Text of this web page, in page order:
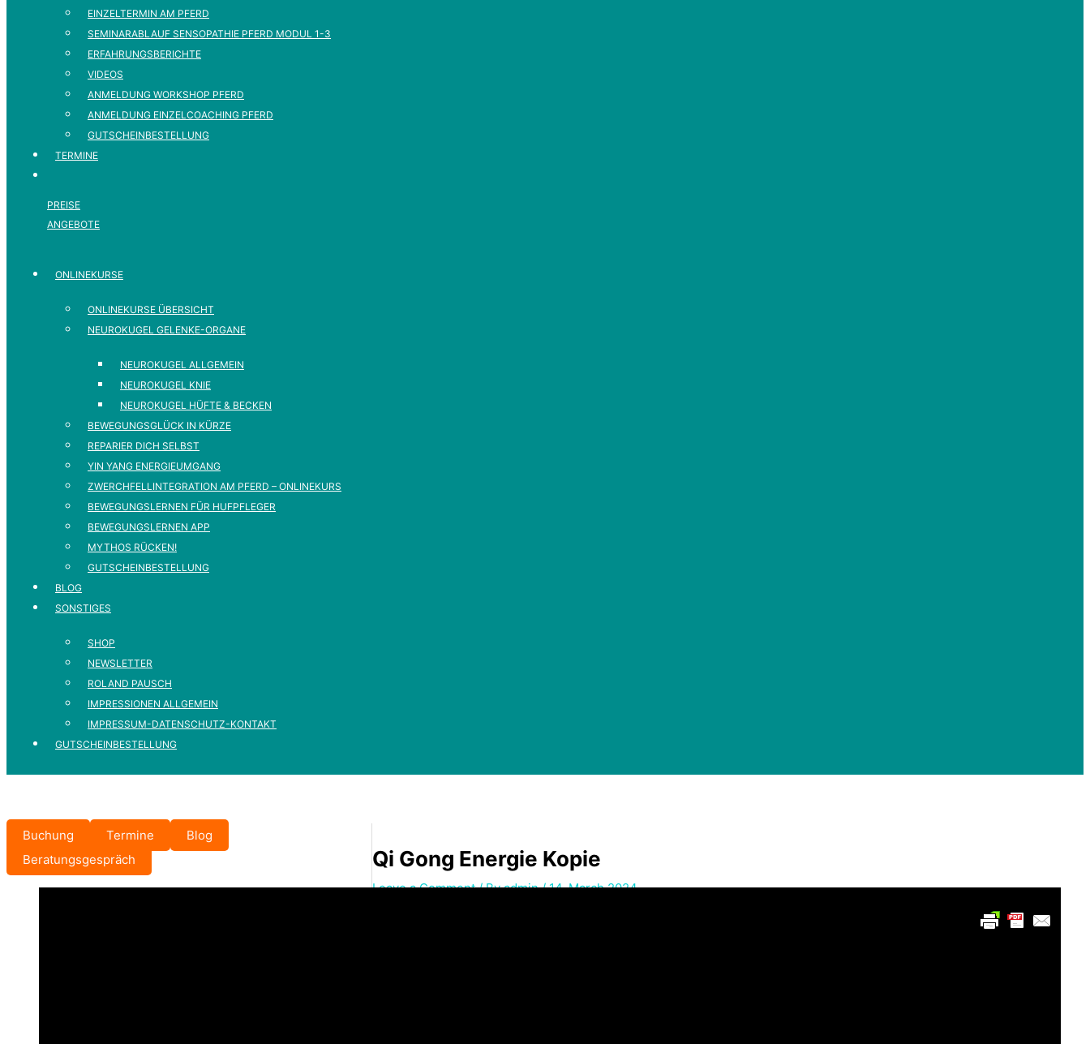
EINZELTERMIN AM PFERD
SEMINARABLAUF SENSOPATHIE PFERD MODUL 1-3
ERFAHRUNGSBERICHTE
VIDEOS
ANMELDUNG WORKSHOP PFERD
ANMELDUNG EINZELCOACHING PFERD
GUTSCHEINBESTELLUNG
TERMINE
PREISE
ANGEBOTE
ONLINEKURSE
ONLINEKURSE ÜBERSICHT
NEUROKUGEL GELENKE-ORGANE
NEUROKUGEL ALLGEMEIN
NEUROKUGEL KNIE
NEUROKUGEL HÜFTE & BECKEN
BEWEGUNGSGLÜCK IN KÜRZE
REPARIER DICH SELBST
YIN YANG ENERGIEUMGANG
ZWERCHFELLINTEGRATION AM PFERD – ONLINEKURS
BEWEGUNGSLERNEN FÜR HUFPFLEGER
BEWEGUNGSLERNEN APP
MYTHOS RÜCKEN!
GUTSCHEINBESTELLUNG
BLOG
SONSTIGES
SHOP
NEWSLETTER
ROLAND PAUSCH
IMPRESSIONEN ALLGEMEIN
IMPRESSUM-DATENSCHUTZ-KONTAKT
GUTSCHEINBESTELLUNG
Buchung Termine
Blog
Beratungsgespräch
Qi Gong Energie Kopie
Leave a Comment / Byadmin/14. March 2024